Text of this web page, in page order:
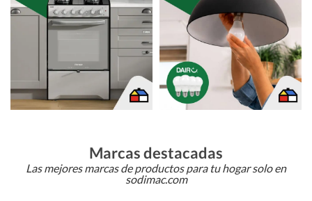
Marcas destacadas
Las mejores marcas de productos para tu hogar solo en
sodimac.com